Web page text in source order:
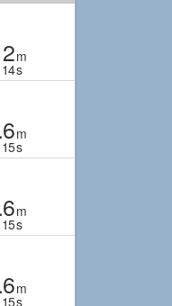
2m
14s
m
15s
m
15s
m
15s